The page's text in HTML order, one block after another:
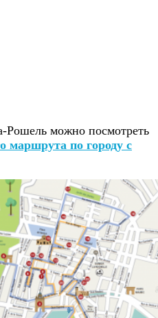
Рошель можно посмотреть
маршрута по городу с